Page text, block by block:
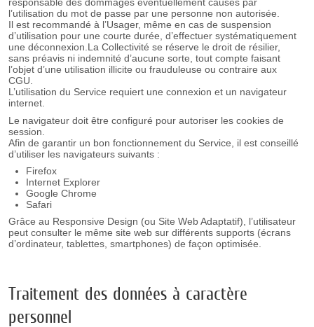
l’utilisation du mot de passe par une personne non autorisée.
Il est recommandé à l’Usager, même en cas de suspension
d’utilisation pour une courte durée, d’effectuer systématiquement
une déconnexion.La Collectivité se réserve le droit de résilier,
sans préavis ni indemnité d’aucune sorte, tout compte faisant
l’objet d’une utilisation illicite ou frauduleuse ou contraire aux
CGU.
L’utilisation du Service requiert une connexion et un navigateur
internet.
Le navigateur doit être configuré pour autoriser les cookies de
session.
Afin de garantir un bon fonctionnement du Service, il est conseillé
d’utiliser les navigateurs suivants :
Firefox
Internet Explorer
Google Chrome
Safari
Grâce au Responsive Design (ou Site Web Adaptatif), l’utilisateur
peut consulter le même site web sur différents supports (écrans
d’ordinateur, tablettes, smartphones) de façon optimisée.
Traitement des données à caractère
personnel